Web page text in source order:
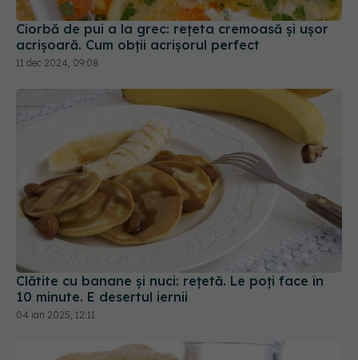
Clătite cu banane și nuci: rețetă. Le poți face în
10 minute. E desertul iernii
04 ian 2025, 12:11